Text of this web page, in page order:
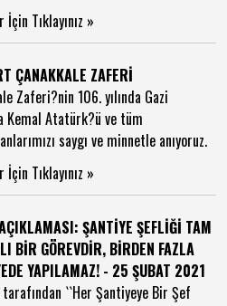
Tıklayınız »
ÇANAKKALE ZAFERİ
Zaferi?nin 106. yılında Gazi
Kemal Atatürk?ü ve tüm
saygı ve minnetle anıyoruz.
Tıklayınız »
ŞANTİYE ŞEFLİĞİ TAM
BİR GÖREVDİR, BİRDEN FAZLA
YAPILAMAZ! - 25 ŞUBAT 2021
tarafından ``Her Şantiyeye Bir Şef